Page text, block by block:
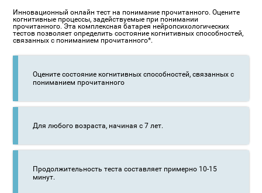
Инновационный онлайн тест на понимание прочитанного. Оцените
когнитивные процессы, задействуемые при понимании
прочитанного. Эта комплексная батарея нейропсихологических
тестов позволяет определить состояние когнитивных способностей,
связанных с пониманием прочитанного*.
Оцените состояние когнитивных способностей, связанных с
пониманием прочитанного
Для любого возраста, начиная с 7 лет.
Продолжительность теста составляет примерно 10-15
минут.